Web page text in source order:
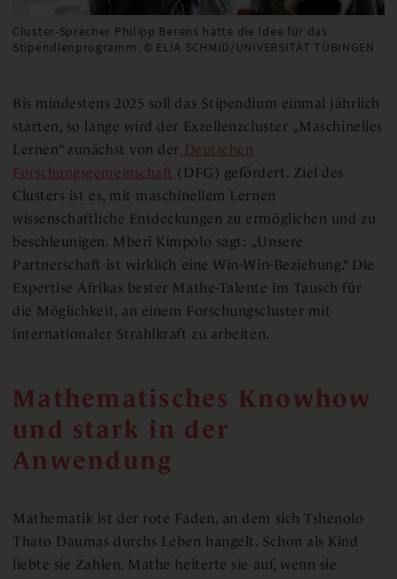
Cluster-Sprecher Philipp Berens hatte die Idee für das
Stipendienprogramm. © ELIA SCHMID/UNIVERSITÄT TÜBINGEN
Bis mindestens 2025 soll das Stipendium einmal jährlich
starten, so lange wird der Exzellenzcluster „Maschinelles
Lernen“ zunächst von der Deutschen
Forschungsgemeinschaft (DFG) gefördert. Ziel des
Clusters ist es, mit maschinellem Lernen
wissenschaftliche Entdeckungen zu ermöglichen und zu
beschleunigen. Mberi Kimpolo sagt: „Unsere
Partnerschaft ist wirklich eine Win-Win-Beziehung.“ Die
Expertise Afrikas bester Mathe-Talente im Tausch für
die Möglichkeit, an einem Forschungscluster mit
internationaler Strahlkraft zu arbeiten.
Mathematisches Knowhow
und stark in der
Anwendung
Mathematik ist der rote Faden, an dem sich Tshenolo
Thato Daumas durchs Leben hangelt. Schon als Kind
liebte sie Zahlen. Mathe heiterte sie auf, wenn sie